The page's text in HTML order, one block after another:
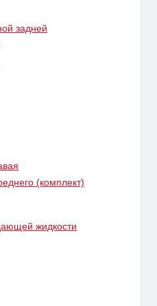
задней
(комплект)
жидкости